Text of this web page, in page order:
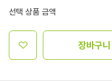
선택 상품 금액
장바구니